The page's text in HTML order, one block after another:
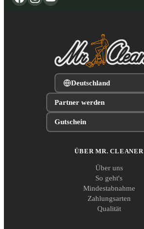
Deutschland
Partner werden
Gutschein
ÜBER MR. CLEANER
Über uns
So geht's
Mindestabnahme
Zahlungsarten
Qualität